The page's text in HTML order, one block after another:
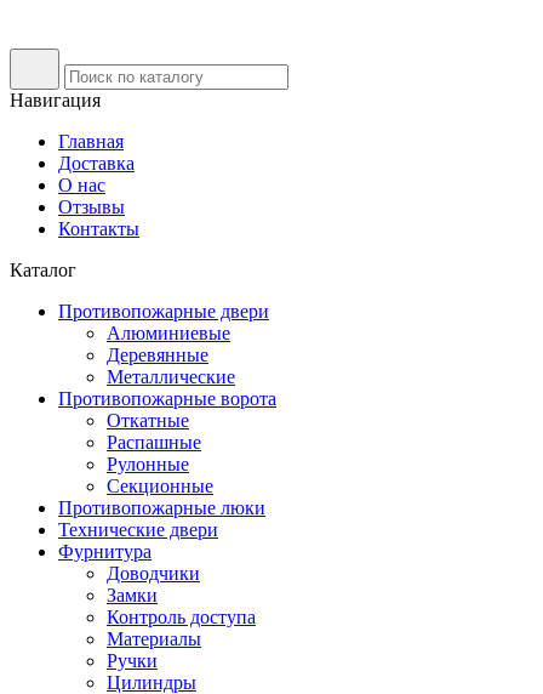
Навигация
Главная
Доставка
О нас
Отзывы
Контакты
Каталог
Противопожарные двери
Алюминиевые
Деревянные
Металлические
Противопожарные ворота
Откатные
Распашные
Рулонные
Секционные
Противопожарные люки
Технические двери
Фурнитура
Доводчики
Замки
Контроль доступа
Материалы
Ручки
Цилиндры